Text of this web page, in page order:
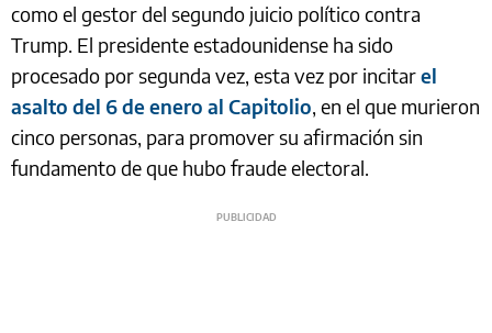
como el gestor del segundo juicio político contra
Trump. El presidente estadounidense ha sido
procesado por segunda vez, esta vez por incitarel
asalto del 6 de enero al Capitolio, en el que murieron
cinco personas, para promover su afirmación sin
fundamento de que hubo fraude electoral.